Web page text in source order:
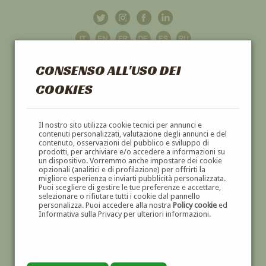
CONSENSO ALL'USO DEI
COOKIES
Il nostro sito utilizza cookie tecnici per annunci e
contenuti personalizzati, valutazione degli annunci e del
contenuto, osservazioni del pubblico e sviluppo di
prodotti, per archiviare e/o accedere a informazioni su
un dispositivo. Vorremmo anche impostare dei cookie
opzionali (analitici e di profilazione) per offrirti la
migliore esperienza e inviarti pubblicità personalizzata.
Puoi scegliere di gestire le tue preferenze e accettare,
selezionare o rifiutare tutti i cookie dal pannello
personalizza. Puoi accedere alla nostra Policy cookieed
Informativa sulla Privacy per ulteriori informazioni.
GALLERIAD'ARTE
DIPINTI E SCULTURE '800 E '900